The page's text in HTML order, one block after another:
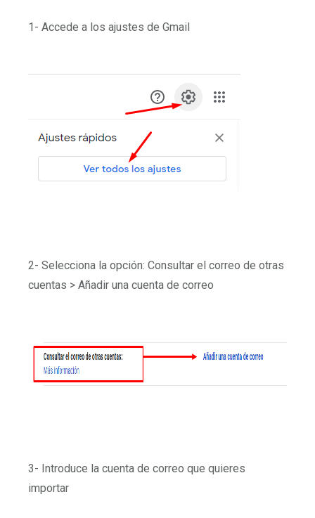
1- Accede a los ajustes de Gmail
2- Selecciona la opción: Consultar el correo de otras
cuentas > Añadir una cuenta de correo
3- Introduce la cuenta de correo que quieres
importar